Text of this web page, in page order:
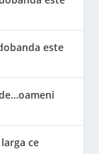
este
ce